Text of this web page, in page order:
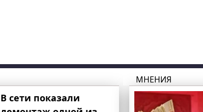
В сети показали
МНЕНИЯ